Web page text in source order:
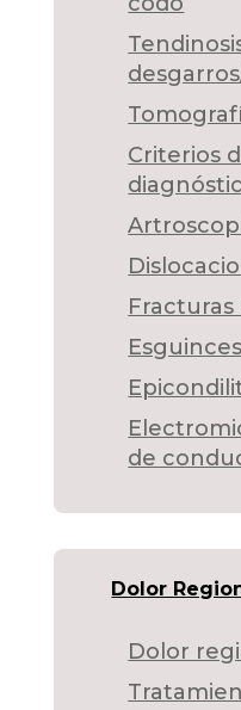
Criterios
Fracturas
de
Dolor
Dolor